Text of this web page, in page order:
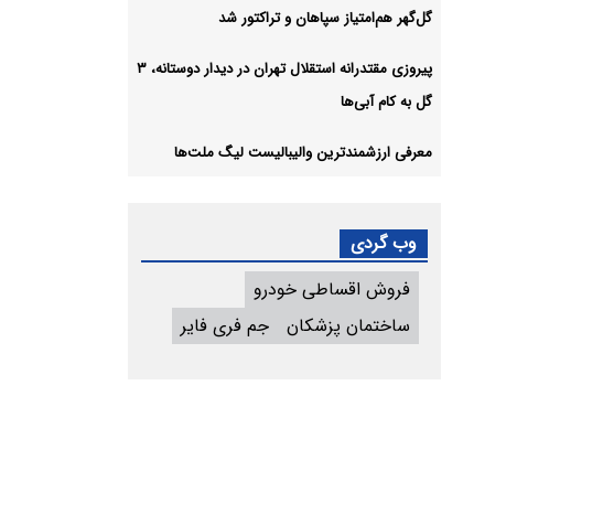
گل‌گهر هم‌امتیاز سپاهان و تراکتور شد
پیروزی مقتدرانه استقلال تهران در دیدار دوستانه، ۳
گل به کام آبی‌ها
معرفی ارزشمندترین والیبالیست لیگ ملت‌ها
وب گردی
فروش اقساطی خودرو
ساختمان پزشکان
جم فری فایر